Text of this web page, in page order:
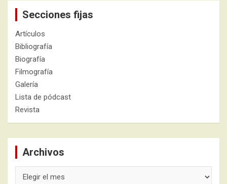
Secciones fijas
Artículos
Bibliografía
Biografía
Filmografía
Galería
Lista de pódcast
Revista
Archivos